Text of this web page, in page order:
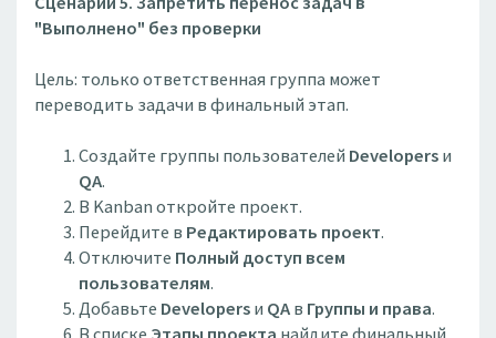
"Выполнено" без проверки
Цель: только ответственная группа может
переводить задачи в финальный этап.
Создайте группы пользователей Developersи
QA.
В Kanban откройте проект.
Перейдите в Редактировать проект.
Отключите Полный доступ всем
пользователям.
Добавьте Developersи QAв Группы и права.